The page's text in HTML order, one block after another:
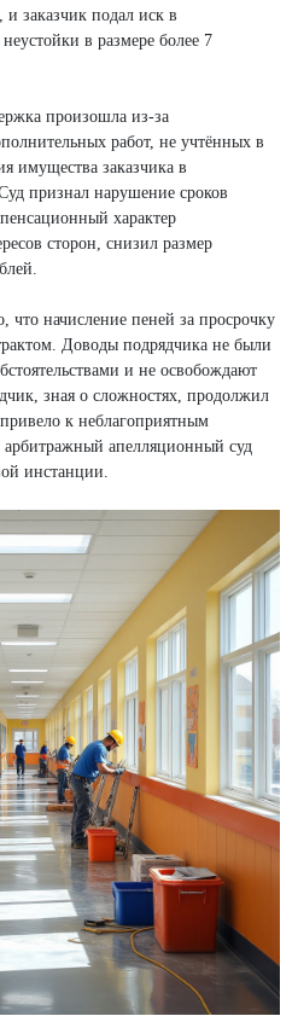
заказчик подал иск в
в размере более 7
произошла из-за
работ, не учтённых в
имущества заказчика в
признал нарушение сроков
характер
сторон, снизил размер
начисление пеней за просрочку
Доводы подрядчика не были
и не освобождают
зная о сложностях, продолжил
к неблагоприятным
апелляционный суд
инстанции.